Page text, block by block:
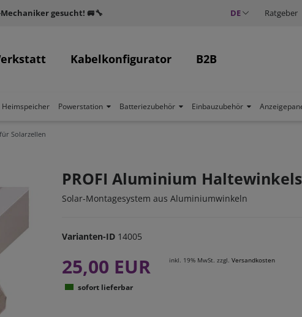
gesucht! 🚐🔧 DE Ratgeber
Kabelkonfigurator B2B
Heimspeicher Powerstation Batteriezubehör Einbauzubehör
Solarzellen
PROFI Aluminium
Solar-Montagesystem aus Aluminiumwinkeln
Varianten-ID 14005
25,00 EUR inkl. 19% MwSt. zzgl. Versandkosten
sofort lieferbar